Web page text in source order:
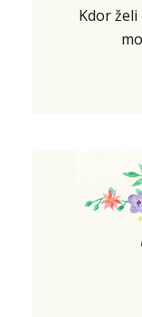
Kdor